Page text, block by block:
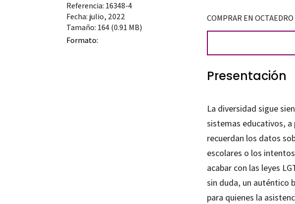
Referencia: 16348-4
Fecha: julio, 2022
Tamaño: 164 (0.91 MB)
Formato:
activismo
en
cantidad
COMPRAR EN
Presentación
La diversidad sigue
sistemas educativos, a
recuerdan los datos
escolares o los
acabar con las leyes
sin duda, un auténtico
para quienes la